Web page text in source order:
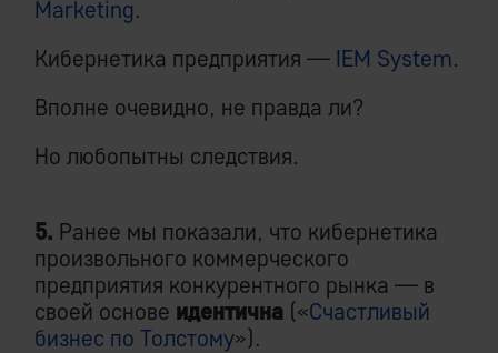
Marketing.
Кибернетика предприятия — IEM System.
Вполне очевидно, не правда ли?
Но любопытны следствия.
5. Ранее мы показали, что кибернетика
произвольного коммерческого
предприятия конкурентного рынка — в
своей основе идентична («Счастливый
бизнес по Толстому»).